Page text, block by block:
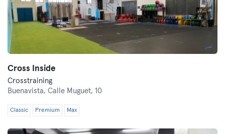
Cross Inside
Crosstraining
Buenavista, Calle Muguet, 10
Classic Premium Max